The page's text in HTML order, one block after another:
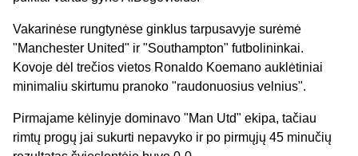
Vakarinėse rungtynėse ginklus tarpusavyje surėmė
"Manchester United" ir "Southampton" futbolininkai.
Kovoje dėl trečios vietos Ronaldo Koemano auklėtiniai
minimaliu skirtumu pranoko "raudonuosius velnius".
Pirmajame kėlinyje dominavo "Man Utd" ekipa, tačiau
rimtų progų jai sukurti nepavyko ir po pirmųjų 45 minučių